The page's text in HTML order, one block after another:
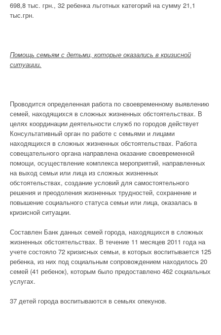
698,8 тыс. грн., 32 ребенка льготных категорий на сумму 21,1
тыс.грн.
Помощь семьям с детьми, которые оказались в кризисной
ситуации.
Проводится определенная работа по своевременному выявлению
семей, находящихся в сложных жизненных обстоятельствах. В
целях координации деятельности служб по городов действует
Консультативный орган по работе с семьями и лицами
находящихся в сложных жизненных обстоятельствах. Работа
совещательного органа направлена оказание своевременной
помощи, осуществление комплекса мероприятий, направленных
на выход семьи или лица из сложных жизненных
обстоятельствах, создание условий для самостоятельного
решения и преодоления жизненных трудностей, сохранение и
повышение социального статуса семьи или лица, оказалась в
кризисной ситуации.
Составлен Банк данных семей города, находящихся в сложных
жизненных обстоятельствах. В течение 11 месяцев 2011 года на
учете состояло 72 кризисных семьи, в которых воспитывается 125
ребенка, из них под социальным сопровождением находилось 20
семей (41 ребенок), которым было предоставлено 462 социальных
услугах.
37 детей города воспитываются в семьях опекунов.